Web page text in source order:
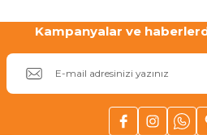
Gönder
Kampanyalar ve